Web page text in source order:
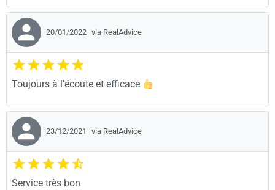
20/01/2022 via RealAdvice
Toujours à l’écoute et efficace
23/12/2021 via RealAdvice
Service très bon